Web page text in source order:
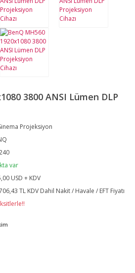
3800 ANSI Lümen DLP
Projeksiyon
var
USD + KDV
TL KDV Dahil Nakit / Havale / EFT Fiyatı